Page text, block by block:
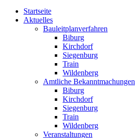
Startseite
Aktuelles
Bauleitplanverfahren
Biburg
Kirchdorf
Siegenburg
Train
Wildenberg
Amtliche Bekanntmachungen
Biburg
Kirchdorf
Siegenburg
Train
Wildenberg
Veranstaltungen